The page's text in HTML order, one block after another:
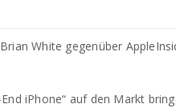
White gegenüber
iPhone“ auf den Markt